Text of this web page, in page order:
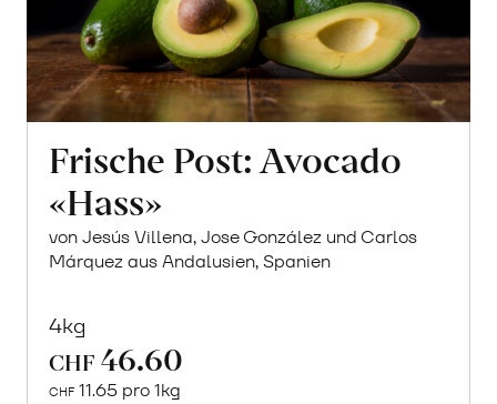
Frische Post: Avocado
«Hass»
von Jesús Villena, Jose González und Carlos
Márquez aus Andalusien, Spanien
4kg
CHF 46.60
CHF 11.65 pro 1kg